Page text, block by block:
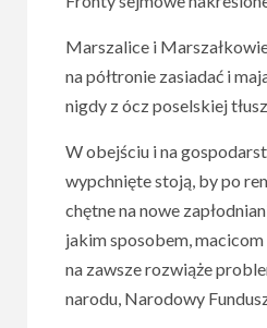
Marszalice i
na półtronie zasiadać i
nigdy z ócz poselskiej
W obejściu i na
wypchnięte stoją, by po
chętne na nowe
jakim sposobem,
na zawsze rozwiąże
narodu, Narodowy